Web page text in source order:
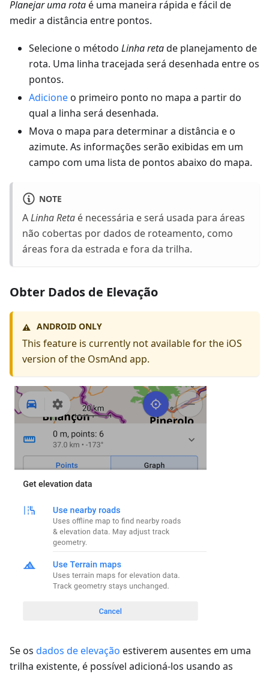
Planejar uma rotaé uma maneira rápida e fácil de
medir a distância entre pontos.
Selecione o método Linha retade planejamento de
rota. Uma linha tracejada será desenhada entre os
pontos.
Adicioneo primeiro ponto no mapa a partir do
qual a linha será desenhada.
Mova o mapa para determinar a distância e o
azimute. As informações serão exibidas em um
campo com uma lista de pontos abaixo do mapa.
NOTE
ALinha Reta é necessária e será usada para áreas
não cobertas por dados de roteamento, como
áreas fora da estrada e fora da trilha.
Obter Dados de Elevação
⚠️ ANDROID ONLY
This feature is currently not available for the iOS
version of the OsmAnd app.
Se os dados de elevação estiverem ausentes em uma
trilha existente, é possível adicioná-los usando as